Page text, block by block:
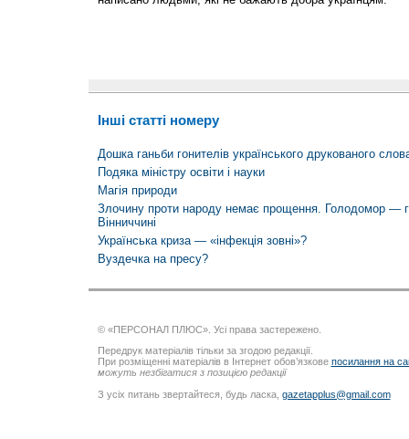
Інші статті номеру
Дошка ганьби гонителів українського друкованого
Подяка міністру освіти і науки
Магія природи
Злочину проти народу немає прощення. Голодомор —
Вінниччині
Українська криза — «інфекція зовні»?
Вуздечка на пресу?
© «ПЕРСОНАЛ ПЛЮС». Усі права застережено.
Передрук матеріалів тільки за згодою редакції.
При розміщенні матеріалів в Інтернет обов’язкове посилання на
можуть незбігатися з позицією редакції
З усіх питань звертайтеся, будь ласка, gazetapplus@gmail.com